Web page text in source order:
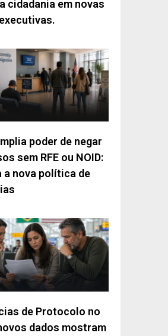
cidadania em novas
poder de negar
sem RFE ou NOID:
a nova política de
de Protocolo no
dados mostram